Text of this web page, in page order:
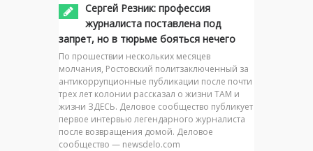
Сергей Резник: профессия
журналиста поставлена под
запрет, но в тюрьме бояться нечего
По прошествии нескольких месяцев
молчания, Ростовский политзаключенный за
антикоррупционные публикации после почти
трех лет колонии рассказал о жизни ТАМ и
жизни ЗДЕСЬ. Деловое сообщество публикует
первое интервью легендарного журналиста
после возвращения домой. Деловое
сообщество — newsdelo.com